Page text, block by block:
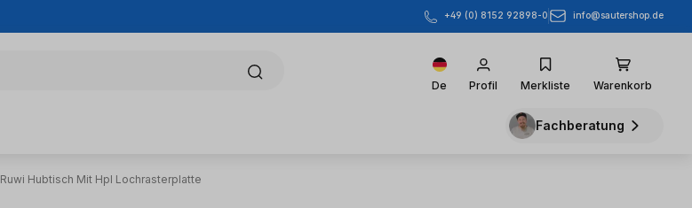
+49 (0) 8152 92898-0 info@sautershop.de
De Profil Merkliste Warenkorb
Fachberatung
Ruwi Hubtisch Mit Hpl Lochrasterplatte